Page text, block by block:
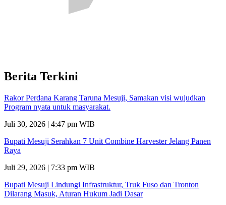
Berita Terkini
Rakor Perdana Karang Taruna Mesuji, Samakan visi wujudkan
Program nyata untuk masyarakat.
Juli 30, 2026 | 4:47 pm WIB
Bupati Mesuji Serahkan 7 Unit Combine Harvester Jelang Panen
Raya
Juli 29, 2026 | 7:33 pm WIB
Bupati Mesuji Lindungi Infrastruktur, Truk Fuso dan Tronton
Dilarang Masuk, Aturan Hukum Jadi Dasar